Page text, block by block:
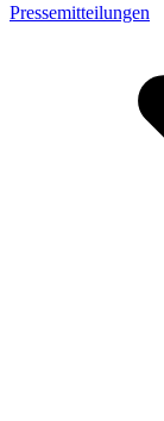
Pressemitteilungen